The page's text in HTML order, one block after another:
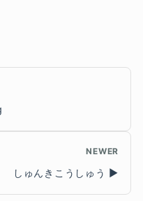
NEWER
しゅんきこうしゅう